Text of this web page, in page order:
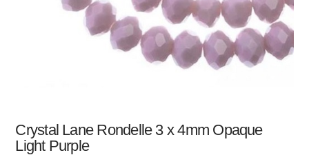
Crystal Lane Rondelle 3 x 4mm Opaque
Light Purple